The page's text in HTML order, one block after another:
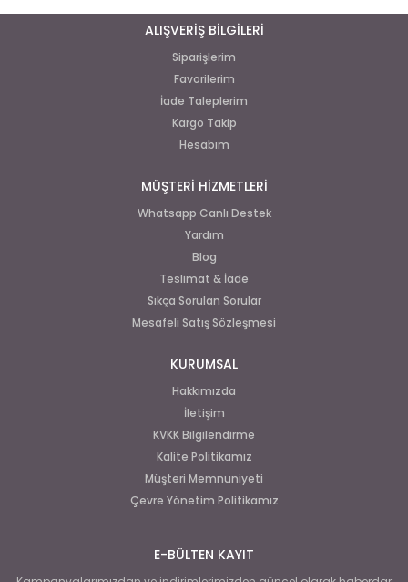
ALIŞVERİŞ BİLGİLERİ
Siparişlerim
Favorilerim
İade Taleplerim
Kargo Takip
Hesabım
MÜŞTERİ HİZMETLERİ
Whatsapp Canlı Destek
Yardım
Blog
Teslimat & İade
Sıkça Sorulan Sorular
Mesafeli Satış Sözleşmesi
KURUMSAL
Hakkımızda
İletişim
KVKK Bilgilendirme
Kalite Politikamız
Müşteri Memnuniyeti
Çevre Yönetim Politikamız
E-BÜLTEN KAYIT